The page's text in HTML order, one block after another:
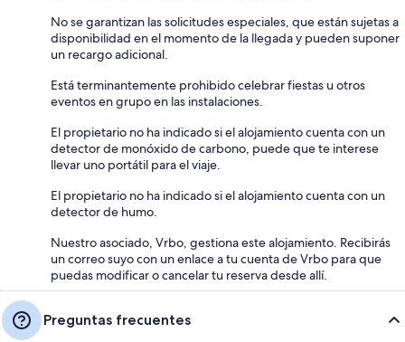
No se garantizan las solicitudes especiales, que están sujetas a
disponibilidad en el momento de la llegada y pueden suponer
un recargo adicional.
Está terminantemente prohibido celebrar fiestas u otros
eventos en grupo en las instalaciones.
El propietario no ha indicado si el alojamiento cuenta con un
detector de monóxido de carbono, puede que te interese
llevar uno portátil para el viaje.
El propietario no ha indicado si el alojamiento cuenta con un
detector de humo.
Nuestro asociado, Vrbo, gestiona este alojamiento. Recibirás
un correo suyo con un enlace a tu cuenta de Vrbo para que
puedas modificar o cancelar tu reserva desde allí.
Preguntas frecuentes